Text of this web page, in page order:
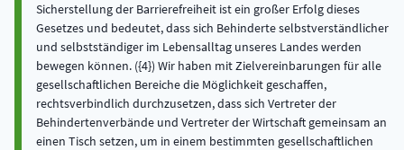
Sicherstellung der Barrierefreiheit ist ein großer Erfolg dieses
Gesetzes und bedeutet, dass sich Behinderte selbstverständlicher
und selbstständiger im Lebensalltag unseres Landes werden
bewegen können. ({4}) Wir haben mit Zielvereinbarungen für alle
gesellschaftlichen Bereiche die Möglichkeit geschaffen,
rechtsverbindlich durchzusetzen, dass sich Vertreter der
Behindertenverbände und Vertreter der Wirtschaft gemeinsam an
einen Tisch setzen, um in einem bestimmten gesellschaftlichen